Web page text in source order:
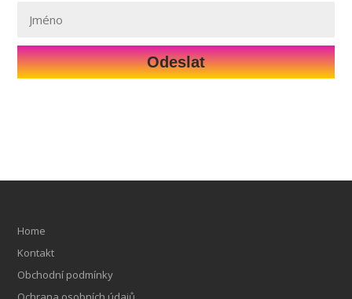
Odeslat
Home
Kontakt
Obchodní podmínky